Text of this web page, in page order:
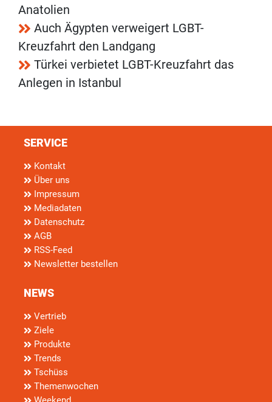
Anatolien
Auch Ägypten verweigert LGBT-
Kreuzfahrt den Landgang
Türkei verbietet LGBT-Kreuzfahrt das
Anlegen in Istanbul
SERVICE
Kontakt
Über uns
Impressum
Mediadaten
Datenschutz
AGB
RSS-Feed
Newsletter bestellen
NEWS
Vertrieb
Ziele
Produkte
Trends
Tschüss
Themenwochen